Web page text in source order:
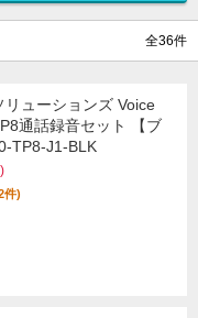
全36件
ューションズ Voice
通話録音セット 【ブ
TP8-J1-BLK
件)